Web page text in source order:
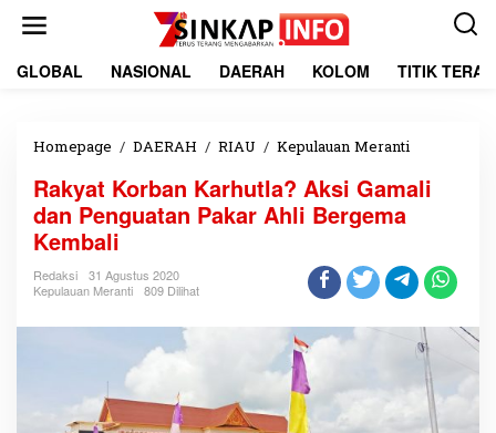
GLOBAL NASIONAL DAERAH KOLOM TITIK
Homepage / DAERAH / RIAU / Kepulauan Meranti
k
K
o
b
a
K
Rakyat Korban Karhutla? Aksi Gamali
dan Penguatan Pakar Ahli Bergema
Kembali
Redaksi
31 Agustus 2020
Kepulauan Meranti
809 Dilihat